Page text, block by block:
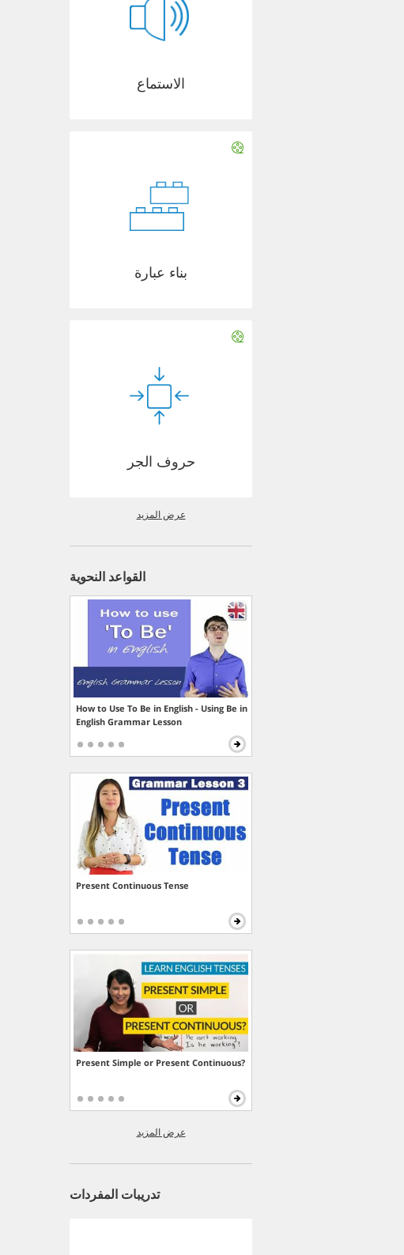
الاستماع
بناء عبارة
حروف الجر
عرض المزيد
القواعد النحوية
How to Use To Be in English - Using Be in
English Grammar Lesson
Present Continuous Tense
Present Simple or Present Continuous?
عرض المزيد
تدريبات المفردات